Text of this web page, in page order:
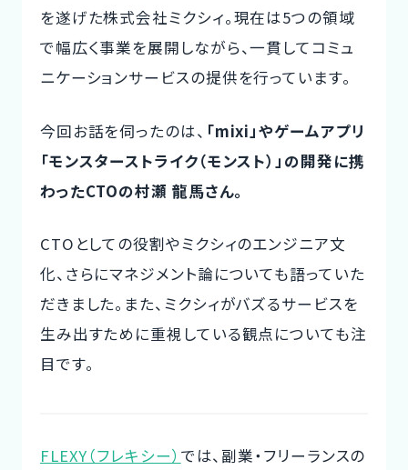
CTOイベント
CTO Event
CTO Interview
Development method
Examples of companies
を遂げた株式会社ミクシィ。現在は5つの領域
で幅広く事業を展開しながら、一貫してコミュ
ニケーションサービスの提供を行っています。
今回お話を伺ったのは、 「mixi」やゲームアプリ
「モンスターストライク（モンスト）」の開発に携
わったCTOの村瀬 龍馬さん。
CTOとしての役割やミクシィのエンジニア文
化、さらにマネジメント論についても語っていた
だきました。また、ミクシィがバズるサービスを
生み出すために重視している観点についても注
目です。
FLEXY（フレキシー） では、副業・フリーランスの